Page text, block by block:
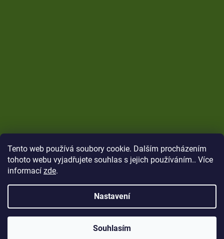
Tento web používá soubory cookie. Dalším procházením
tohoto webu vyjadřujete souhlas s jejich používáním.. Více
informací zde.
Nastavení
Souhlasím
Copyright 2026CARP Brothers. Všechna práva